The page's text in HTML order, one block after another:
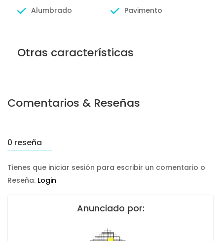
Alumbrado
Pavimento
Otras características
Comentarios & Reseñas
0 reseña
Tienes que iniciar sesión para escribir un comentario o
Reseña. Login
Anunciado por: